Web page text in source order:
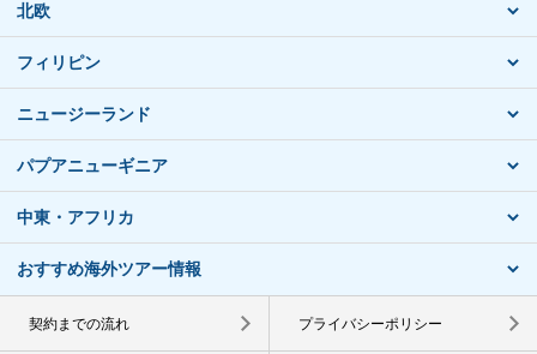
北欧
フィリピン
ニュージーランド
パプアニューギニア
中東・アフリカ
おすすめ海外ツアー情報
契約までの流れ プライバシーポリシー